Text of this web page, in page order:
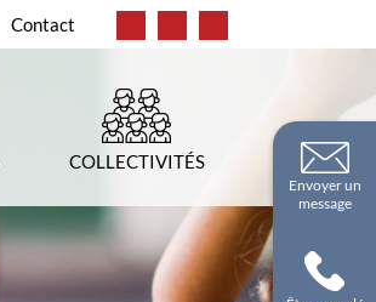
Contact
COLLECTIVITÉS
Envoyer un
message